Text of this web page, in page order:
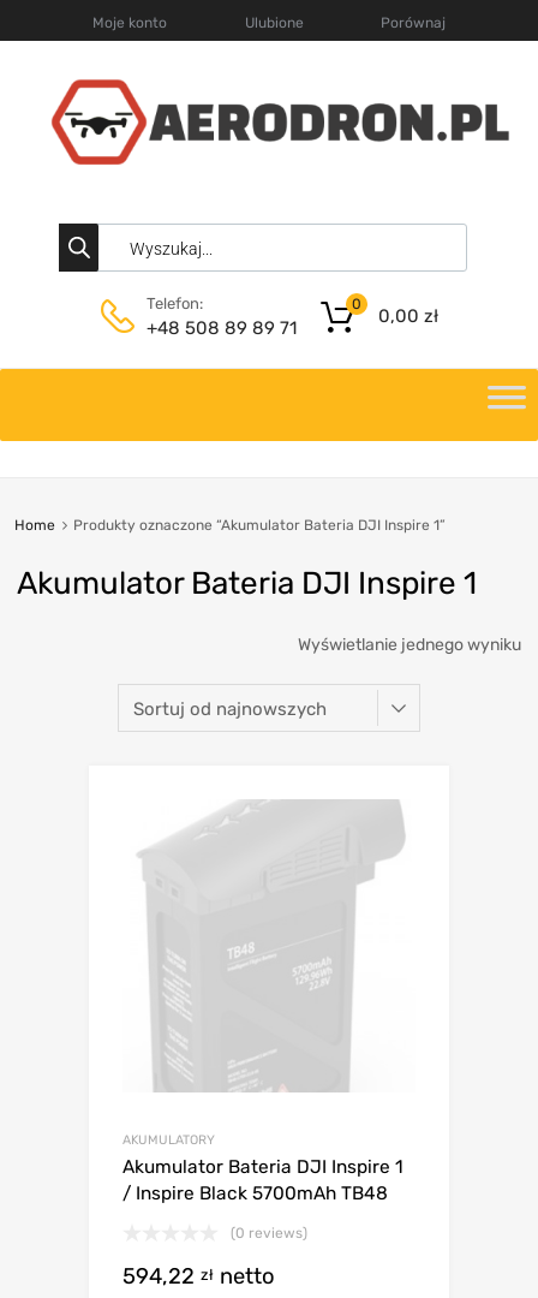
Moje konto Ulubione Porównaj
Telefon:
+48 508 89 89 71
0,00 zł
0
Home Produkty oznaczone “Akumulator Bateria DJI Inspire 1”
Akumulator Bateria DJI Inspire 1
Wyświetlanie jednego wyniku
AKUMULATORY
Akumulator Bateria DJI Inspire 1
/ Inspire Black 5700mAh TB48
(0 reviews)
594,22 zł netto